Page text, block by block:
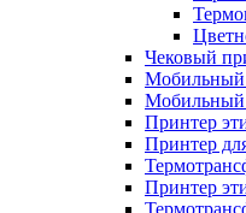
Чековый
Мобильный
Мобильный
Принтер
Принтер
Принтер